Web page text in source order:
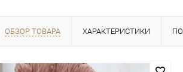
ОБЗОР ТОВАРА ХАРАКТЕРИСТИКИ